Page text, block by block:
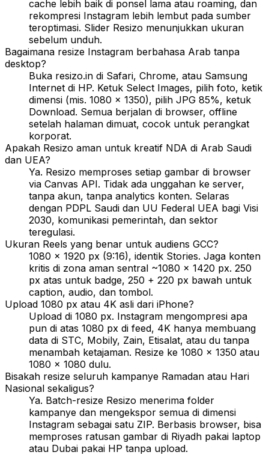
cache lebih baik di ponsel lama atau roaming, dan
rekompresi Instagram lebih lembut pada sumber
teroptimasi. Slider Resizo menunjukkan ukuran
sebelum unduh.
Bagaimana resize Instagram berbahasa Arab tanpa
desktop?
Buka resizo.in di Safari, Chrome, atau Samsung
Internet di HP. Ketuk Select Images, pilih foto, ketik
dimensi (mis. 1080 × 1350), pilih JPG 85%, ketuk
Download. Semua berjalan di browser, offline
setelah halaman dimuat, cocok untuk perangkat
korporat.
Apakah Resizo aman untuk kreatif NDA di Arab Saudi
dan UEA?
Ya. Resizo memproses setiap gambar di browser
via Canvas API. Tidak ada unggahan ke server,
tanpa akun, tanpa analytics konten. Selaras
dengan PDPL Saudi dan UU Federal UEA bagi Visi
2030, komunikasi pemerintah, dan sektor
teregulasi.
Ukuran Reels yang benar untuk audiens GCC?
1080 × 1920 px (9:16), identik Stories. Jaga konten
kritis di zona aman sentral ~1080 × 1420 px. 250
px atas untuk badge, 250 + 220 px bawah untuk
caption, audio, dan tombol.
Upload 1080 px atau 4K asli dari iPhone?
Upload di 1080 px. Instagram mengompresi apa
pun di atas 1080 px di feed, 4K hanya membuang
data di STC, Mobily, Zain, Etisalat, atau du tanpa
menambah ketajaman. Resize ke 1080 × 1350 atau
1080 × 1080 dulu.
Bisakah resize seluruh kampanye Ramadan atau Hari
Nasional sekaligus?
Ya. Batch-resize Resizo menerima folder
kampanye dan mengekspor semua di dimensi
Instagram sebagai satu ZIP. Berbasis browser, bisa
memproses ratusan gambar di Riyadh pakai laptop
atau Dubai pakai HP tanpa upload.